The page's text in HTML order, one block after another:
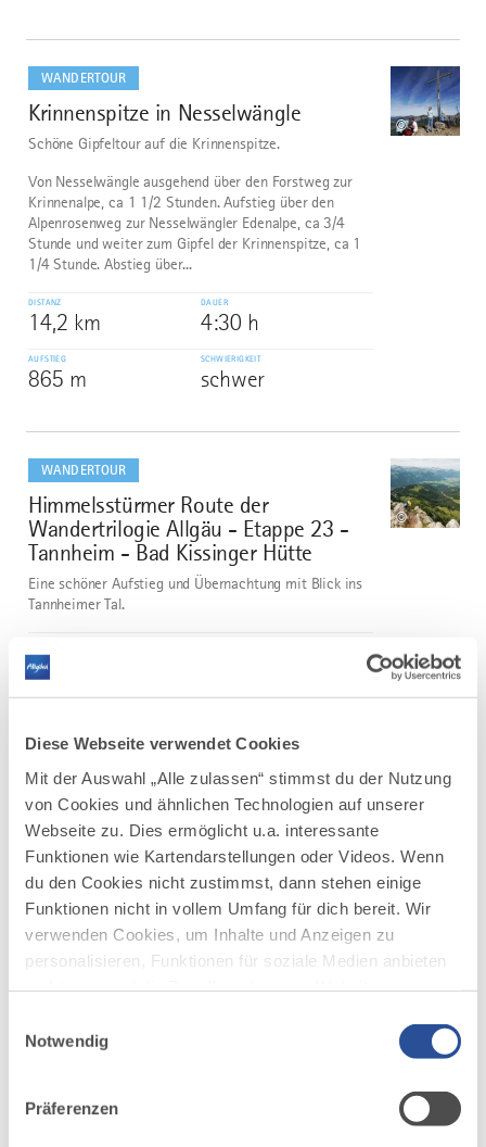
Diese Webseite verwendet Cookies
Mit der Auswahl „Alle zulassen“ stimmst du der Nutzung
von Cookies und ähnlichen Technologien auf unserer
Webseite zu. Dies ermöglicht u.a. interessante
Funktionen wie Kartendarstellungen oder Videos. Wenn
du den Cookies nicht zustimmst, dann stehen einige
Funktionen nicht in vollem Umfang für dich bereit. Wir
verwenden Cookies, um Inhalte und Anzeigen zu
personalisieren, Funktionen für soziale Medien anbieten
deiner Verwendung unserer Website an unsere Partner
möglicherweise mit weiteren Daten zusammen, die du
Notwendig
Präferenzen
WANDERTOUR
1
Krinnenspitze in Nesselwängle
©
Schöne Gipfeltour auf die Krinnenspitze.
Von Nesselwängle ausgehend über den Forstweg zur
Krinnenalpe, ca 1 1/2 Stunden. Aufstieg über den
Alpenrosenweg zur Nesselwängler Edenalpe, ca 3/4
Stunde und weiter zum Gipfel der Krinnenspitze, ca 1
1/4 Stunde. Abstieg über...
DISTANZ
14,2 km
DAUER
4:30 h
AUFSTIEG
865 m
SCHWIERIGKEIT
schwer
dazu
WANDERTOUR
2
Himmelsstürmer Route der
Wandertrilogie Allgäu - Etappe 23 -
Tannheim - Bad Kissinger Hütte
©
Eine schöner Aufstieg und Übernachtung mit Blick ins
Tannheimer Tal.
16,9 km
AUFSTIEG SCHWIERIGKEIT
dazu
WANDERTOUR
3
Wiesengänger-Route der
Wandertrilogie Allgäu - Etappe 01 -
Etappe 22
©
Die Route des Wiesengänger führt mit einer Länge von
438 km durch die wunderschöne Hügellandschaft im
über die Terrassen im Osten.
mehr